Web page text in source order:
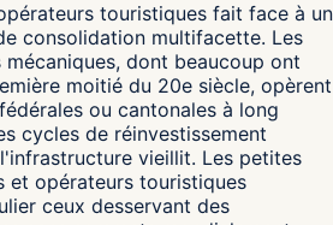
touristiques fait face à un
consolidation multifacette. Les
dont beaucoup ont
moitié du 20e siècle, opèrent
ou cantonales à long
cycles de réinvestissement
vieillit. Les petites
et opérateurs touristiques
ceux desservant des